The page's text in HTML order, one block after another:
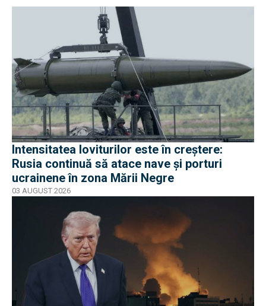
Intensitatea loviturilor este în creștere:
Rusia continuă să atace nave și porturi
ucrainene în zona Mării Negre
03 AUGUST 2026